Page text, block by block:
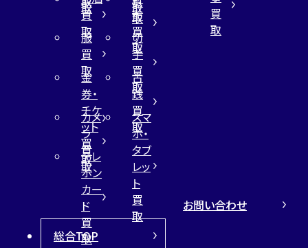
取
取
取
買
取
布
買
取
服
買
取
切
手
買
取
金
券・
チケ
ット
買
取
古
銭
買
取
カメ
ラ
買
取
スマ
ホ・
タブ
レッ
ト
買
取
テレ
ホン
カー
ド
買
取
買
取
総合TOP
お問い合わせ